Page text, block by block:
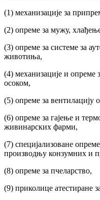
(1) механизације за
(2) опреме за мужу,
(3) опреме за системе за
животиња,
(4) механизације и опреме
осоком,
(5) опреме за вентилацију
(6) опреме за гајење и
живинарских фарми,
(7) специјализоване
производњу конзумних и
(8) опреме за пчеларство,
(9) приколице атестиране